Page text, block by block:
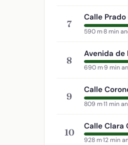
7
Calle
590 m·8 min
8
Avenida de
690 m·9 min
9
Calle
809 m·11 min
10
Calle Clara
928 m·12 min